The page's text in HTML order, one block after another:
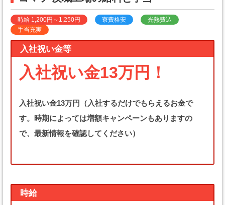
時給 1,200円～1,250円 寮費格安
光熱費込
手当充実
入社祝い金等
入社祝い金13万円！
入社祝い金13万円（入社するだけでもらえるお金で
す。時期によっては増額キャンペーンもありますの
で、最新情報を確認してください）
時給